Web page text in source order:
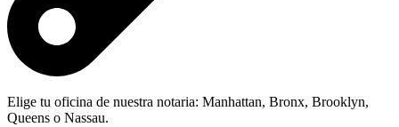
Elige tu oficina de nuestra notaria: Manhattan, Bronx, Brooklyn,
Queens o Nassau.